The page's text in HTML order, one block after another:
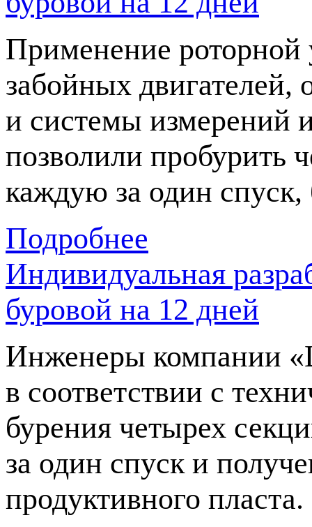
Применение роторной
забойных
и системы измерений
позволили пробурить
каждую за один спуск,
Подробнее
Индивидуальная
буровой на 12 дней
Инженеры компании
в соответствии с
бурения четырех
за один спуск и
продуктивного пласта.